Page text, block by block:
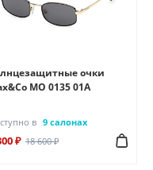
очки
MO 0135 01A
в 9 салонах
₽ 18 600 ₽